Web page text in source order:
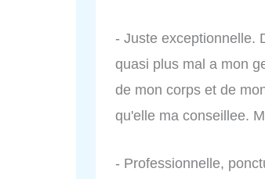
- Juste exceptionnelle.
quasi plus mal a mon
de mon corps et de
qu'elle ma conseillee.
- Professionnelle,